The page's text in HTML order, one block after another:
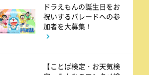
熱闘甲子園 涙は、強さにな
る。
ドラえもんの誕生日をお
祝いするパレードへの参
加者を大募集！
【ことば検定・お天気検